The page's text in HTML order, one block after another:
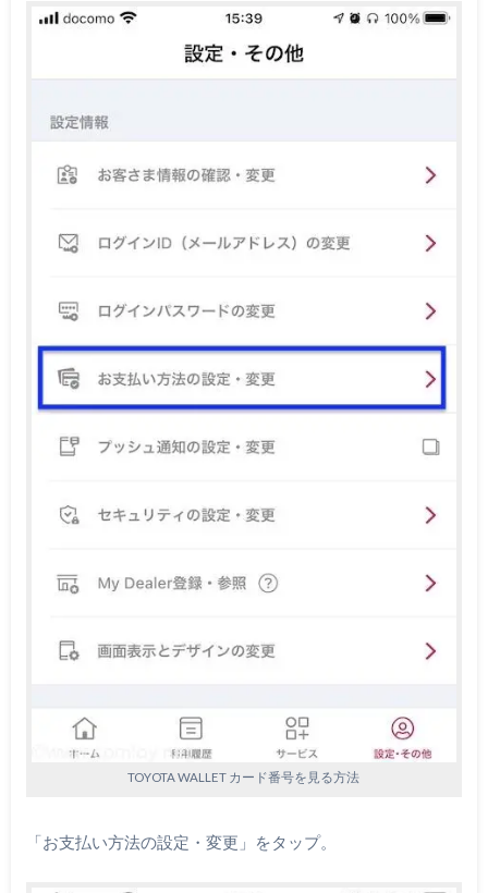
TOYOTA WALLET カード番号を見る方法
「お支払い方法の設定・変更」をタップ。